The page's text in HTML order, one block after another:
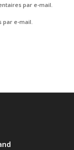
par e-mail.
par e-mail.